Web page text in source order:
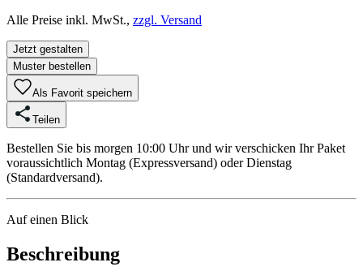
Alle Preise inkl. MwSt., zzgl. Versand
Jetzt gestalten
Muster bestellen
Als Favorit speichern
Teilen
Bestellen Sie bis morgen 10:00 Uhr und wir verschicken Ihr Paket
voraussichtlich Montag (Expressversand) oder Dienstag
(Standardversand).
Auf einen Blick
Beschreibung